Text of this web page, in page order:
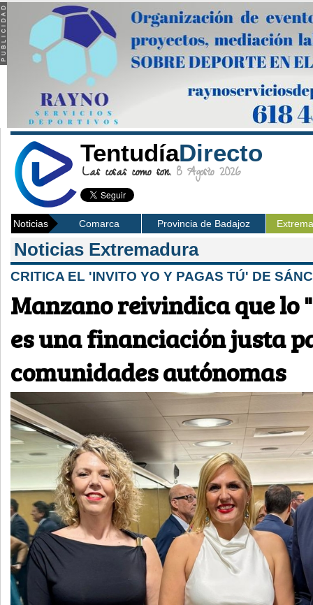
TentudíaDirecto
Las cosas como son. 8 Agosto 2026
Noticias Comarca Provincia de Badajoz
Noticias Extremadura
CRITICA EL 'INVITO YO Y PAGAS TÚ' DE
Manzano reivindica que lo
es una financiación justa
comunidades autónomas